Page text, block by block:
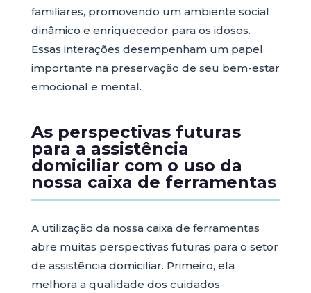
familiares, promovendo um ambiente social
dinâmico e enriquecedor para os idosos.
Essas interações desempenham um papel
importante na preservação de seu bem-estar
emocional e mental.
As perspectivas futuras
para a assistência
domiciliar com o uso da
nossa caixa de ferramentas
A utilização da nossa caixa de ferramentas
abre muitas perspectivas futuras para o setor
de assistência domiciliar. Primeiro, ela
melhora a qualidade dos cuidados